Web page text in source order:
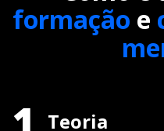
formação e
Teoria